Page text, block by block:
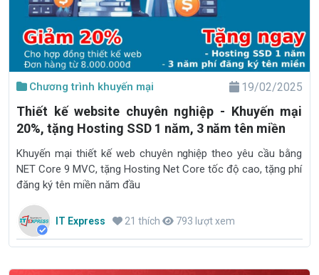
Chương trình khuyến mại 19/02/2025
Thiết kế website chuyên nghiệp - Khuyến mại
20%, tặng Hosting SSD 1 năm, 3 năm tên miền
Khuyến mại thiết kế web chuyên nghiệp theo yêu cầu bằng
NET Core 9 MVC, tặng Hosting Net Core tốc độ cao, tặng phí
đăng ký tên miền năm đầu
IT Express 21 thích 793 lượt xem